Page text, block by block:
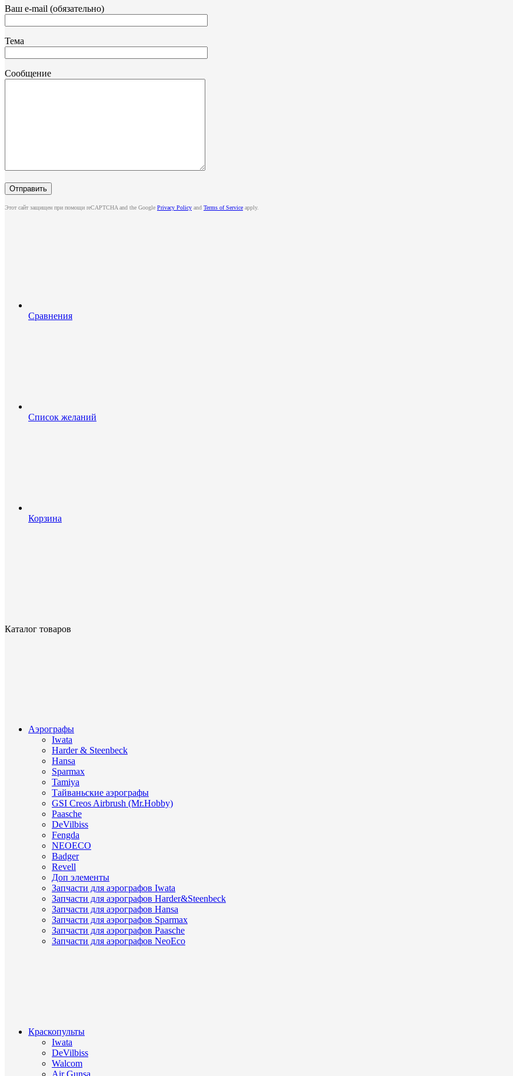
Ваш e-mail (обязательно)
Тема
Сообщение
Этот сайт защищен при помощи reCAPTCHA and the Google Privacy Policy and Terms of Service apply.
Сравнения
Список желаний
Корзина
Каталог товаров
Аэрографы
Iwata
Harder & Steenbeck
Hansa
Sparmax
Tamiya
Тайваньские аэрографы
GSI Creos Airbrush (Mr.Hobby)
Paasche
DeVilbiss
Fengda
NEOECO
Badger
Revell
Доп элементы
Запчасти для аэрографов Iwata
Запчасти для аэрографов Harder&Steenbeck
Запчасти для аэрографов Hansa
Запчасти для аэрографов Sparmax
Запчасти для аэрографов Paasche
Запчасти для аэрографов NeoEco
Краскопульты
Iwata
DeVilbiss
Walcom
Air Gunsa